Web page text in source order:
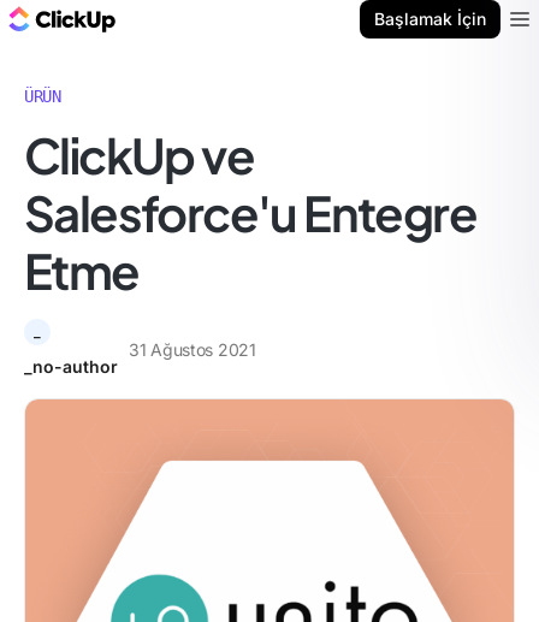
Başlamak İçin
ÜRÜN
ClickUp ve
Salesforce'u Entegre
Etme
_no-author
31 Ağustos 2021